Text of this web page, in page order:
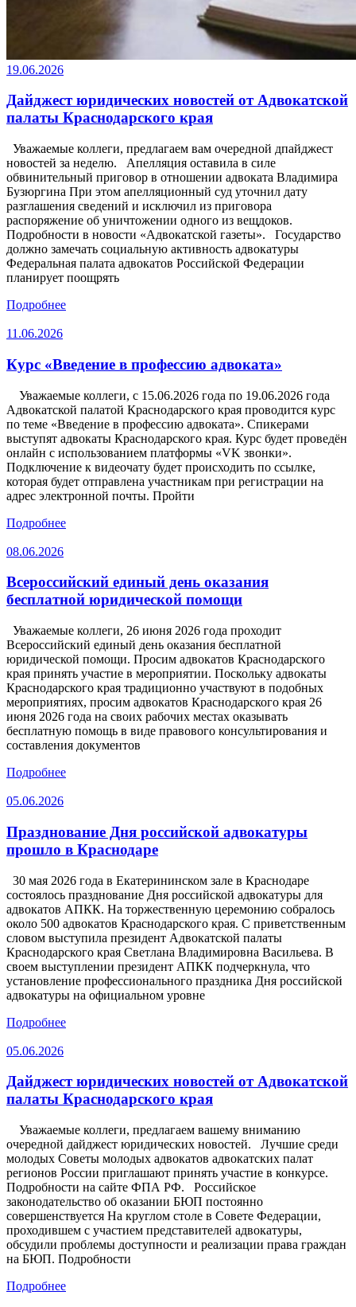
19.06.2026
Дайджест юридических новостей от Адвокатской
палаты Краснодарского края
Уважаемые коллеги, предлагаем вам очередной дпайджест
новостей за неделю. Апелляция оставила в силе
обвинительный приговор в отношении адвоката Владимира
Бузюргина При этом апелляционный суд уточнил дату
разглашения сведений и исключил из приговора
распоряжение об уничтожении одного из вещдоков.
Подробности в новости «Адвокатской газеты». Государство
должно замечать социальную активность адвокатуры
Федеральная палата адвокатов Российской Федерации
планирует поощрять
Подробнее
11.06.2026
Курс «Введение в профессию адвоката»
Уважаемые коллеги, с 15.06.2026 года по 19.06.2026 года
Адвокатской палатой Краснодарского края проводится курс
по теме «Введение в профессию адвоката». Спикерами
выступят адвокаты Краснодарского края. Курс будет проведён
онлайн с использованием платформы «VK звонки».
Подключение к видеочату будет происходить по ссылке,
которая будет отправлена участникам при регистрации на
адрес электронной почты. Пройти
Подробнее
08.06.2026
Всероссийский единый день оказания
бесплатной юридической помощи
Уважаемые коллеги, 26 июня 2026 года проходит
Всероссийский единый день оказания бесплатной
юридической помощи. Просим адвокатов Краснодарского
края принять участие в мероприятии. Поскольку адвокаты
Краснодарского края традиционно участвуют в подобных
мероприятиях, просим адвокатов Краснодарского края 26
июня 2026 года на своих рабочих местах оказывать
бесплатную помощь в виде правового консультирования и
составления документов
Подробнее
05.06.2026
Празднование Дня российской адвокатуры
прошло в Краснодаре
30 мая 2026 года в Екатерининском зале в Краснодаре
состоялось празднование Дня российской адвокатуры для
адвокатов АПКК. На торжественную церемонию собралось
около 500 адвокатов Краснодарского края. С приветственным
словом выступила президент Адвокатской палаты
Краснодарского края Светлана Владимировна Васильева. В
своем выступлении президент АПКК подчеркнула, что
установление профессионального праздника Дня российской
адвокатуры на официальном уровне
Подробнее
05.06.2026
Дайджест юридических новостей от Адвокатской
палаты Краснодарского края
Уважаемые коллеги, предлагаем вашему вниманию
очередной дайджест юридических новостей. Лучшие среди
молодых Советы молодых адвокатов адвокатских палат
регионов России приглашают принять участие в конкурсе.
Подробности на сайте ФПА РФ. Российское
законодательство об оказании БЮП постоянно
совершенствуется На круглом столе в Совете Федерации,
проходившем с участием представителей адвокатуры,
обсудили проблемы доступности и реализации права граждан
на БЮП. Подробности
Подробнее